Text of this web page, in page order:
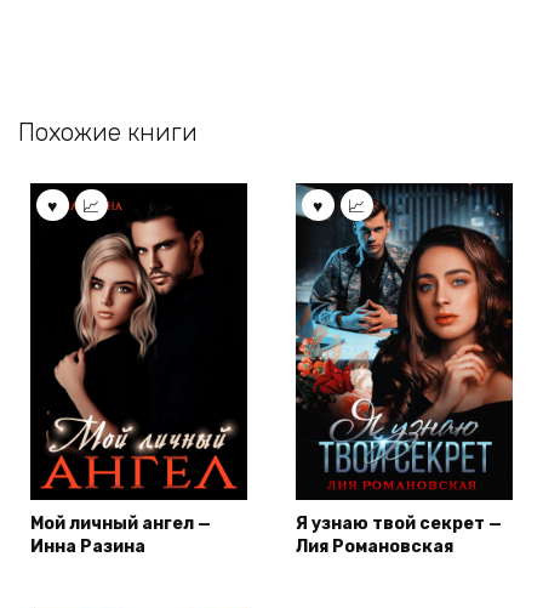
Похожие книги
Мой личный ангел —
Инна Разина
Я узнаю твой секрет —
Лия Романовская